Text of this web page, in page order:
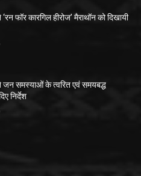
फॉर कारगिल हीरोज’ मैराथॉन को दिखायी
जन समस्याओं के त्वरित एवं समयबद्ध
निर्देश